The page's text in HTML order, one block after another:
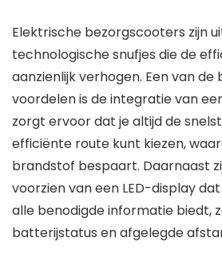
Elektrische bezorgscooters zijn
technologische snufjes die de
aanzienlijk verhogen. Een van de
voordelen is de integratie van
zorgt ervoor dat je altijd de
efficiënte route kunt kiezen,
brandstof bespaart. Daarnaast
voorzien van een LED-display
alle benodigde informatie biedt,
batterijstatus en afgelegde